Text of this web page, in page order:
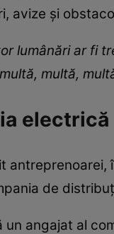
avize și
lumânări ar fi
multă,
de
un angajat al